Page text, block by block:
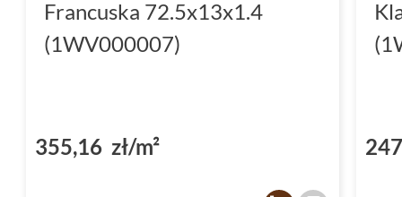
który jest sprawdzonym sposobem na
OptiLock i pióro-wpust to synonimy
Kolekcja Pure Classico Line -
Francuska 72.5x13x1.4
(1WV000007)
355,16 zł/m²